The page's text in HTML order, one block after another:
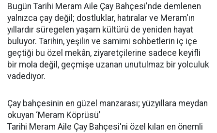
Bugün Tarihi Meram Aile Çay Bahçesi'nde demlenen
yalnızca çay değil; dostluklar, hatıralar ve Meram'ın
yıllardır süregelen yaşam kültürü de yeniden hayat
buluyor. Tarihin, yeşilin ve samimi sohbetlerin iç içe
geçtiği bu özel mekân, ziyaretçilerine sadece keyifli
bir mola değil, geçmişe uzanan unutulmaz bir yolculuk
vadediyor.
Çay bahçesinin en güzel manzarası; yüzyıllara meydan
okuyan ‘Meram Köprüsü’
Tarihi Meram Aile Çay Bahçesi'ni özel kılan en önemli